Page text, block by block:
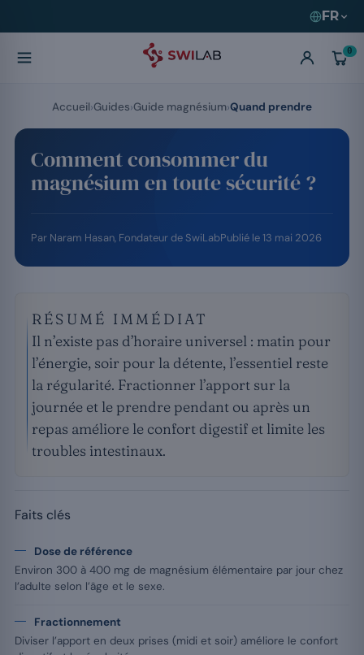
FR
0
Comment consommer du
magnésium en toute sécurité ?
Par Naram Hasan, Fondateur de SwiLabPublié le 13 mai 2026
RÉSUMÉ IMMÉDIAT
Il n’existe pas d’horaire universel : matin pour
l’énergie, soir pour la détente, l’essentiel reste
la régularité. Fractionner l’apport sur la
journée et le prendre pendant ou après un
repas améliore le confort digestif et limite les
troubles intestinaux.
Faits clés
Dose de référence
Environ 300 à 400 mg de magnésium élémentaire par jour chez
l’adulte selon l’âge et le sexe.
Fractionnement
Diviser l’apport en deux prises (midi et soir) améliore le confort
Accueil Guides Guide magnésium Quand prendre